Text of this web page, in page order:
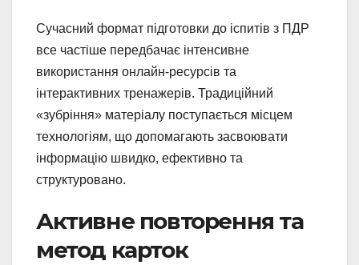
Сучасний формат підготовки до іспитів з ПДР
все частіше передбачає інтенсивне
використання онлайн-ресурсів та
інтерактивних тренажерів. Традиційний
«зубріння» матеріалу поступається місцем
технологіям, що допомагають засвоювати
інформацію швидко, ефективно та
структуровано.
Активне повторення та
метод карток